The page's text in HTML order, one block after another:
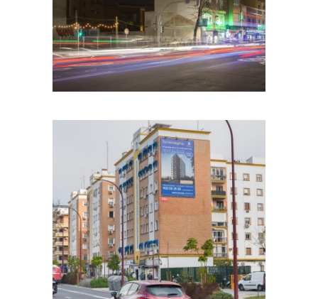
OCTOPUS
METROVACESA